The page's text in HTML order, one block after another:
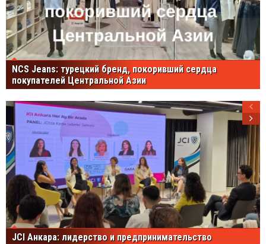
NCS Jeans: турецкий бренд, покоривший сердца
покупателей Центральной Азии
JCI Анкара: лидерство и предпринимательство